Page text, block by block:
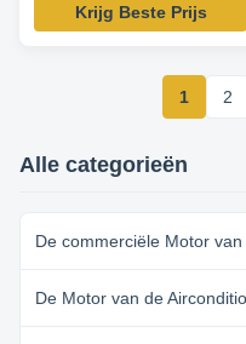
Krijg Beste Prijs
1 2
Alle categorieën
De commerciële Motor
De Motor van de